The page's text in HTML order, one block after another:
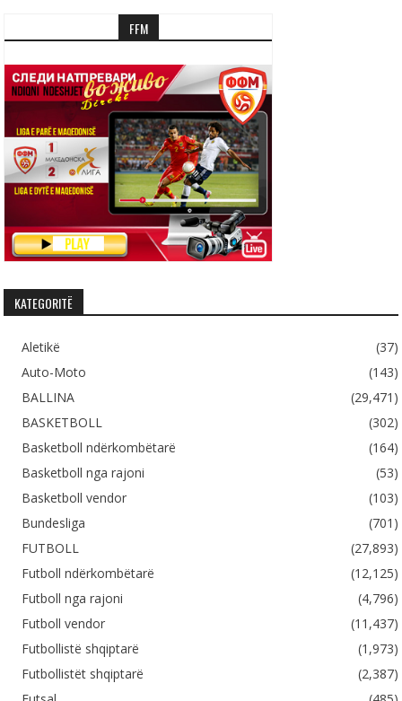
FFM
KATEGORITË
Aletikë
(37)
Auto-Moto
(143)
BALLINA
(29,471)
BASKETBOLL
(302)
Basketboll ndërkombëtarë
(164)
Basketboll nga rajoni
(53)
Basketboll vendor
(103)
Bundesliga
(701)
FUTBOLL
(27,893)
Futboll ndërkombëtarë
(12,125)
Futboll nga rajoni
(4,796)
Futboll vendor
(11,437)
Futbollistë shqiptarë
(1,973)
Futbollistët shqiptarë
(2,387)